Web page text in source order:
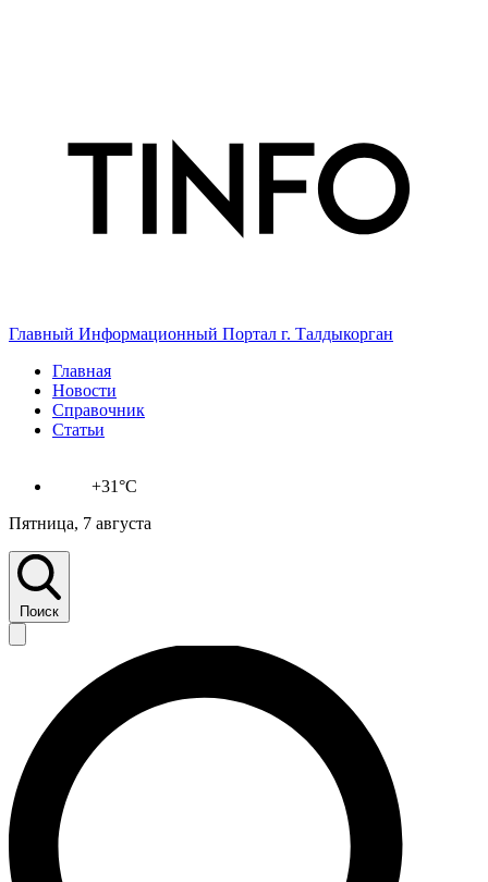
Главный Информационный Портал г. Талдыкорган
Главная
Новости
Справочник
Статьи
+31°C
Пятница, 7 августа
Поиск